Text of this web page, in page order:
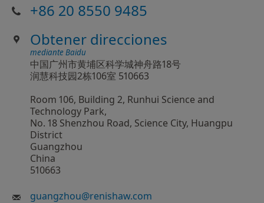
+86 20 8550 9485
Obtener direcciones
mediante Baidu
中国广州市黄埔区科学城神舟路18号
润慧科技园2栋106室 510663
Room 106, Building 2, Runhui Science and
Technology Park,
No. 18 Shenzhou Road, Science City, Huangpu
District
Guangzhou
China
510663
guangzhou@renishaw.com